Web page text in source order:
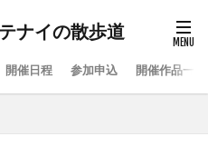
ナイの散歩道
開催日程 参加申込 開催作品一覧